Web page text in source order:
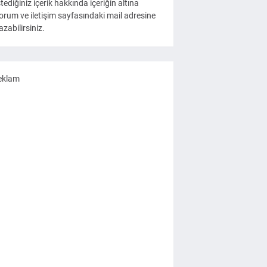
içerik hakkında içeriğin altına
ve iletişim sayfasındaki mail adresine